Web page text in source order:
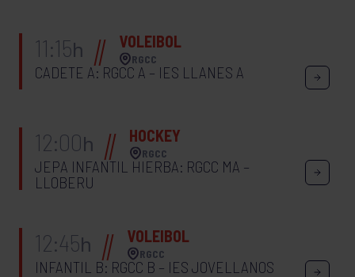
11:15h VOLEIBOL
RGCC
CADETE A: RGCC A – IES LLANES A
12:00h HOCKEY
RGCC
JEPA INFANTIL HIERBA: RGCC MA –
LLOBERU
12:45h VOLEIBOL
RGCC
INFANTIL B: RGCC B – IES JOVELLANOS